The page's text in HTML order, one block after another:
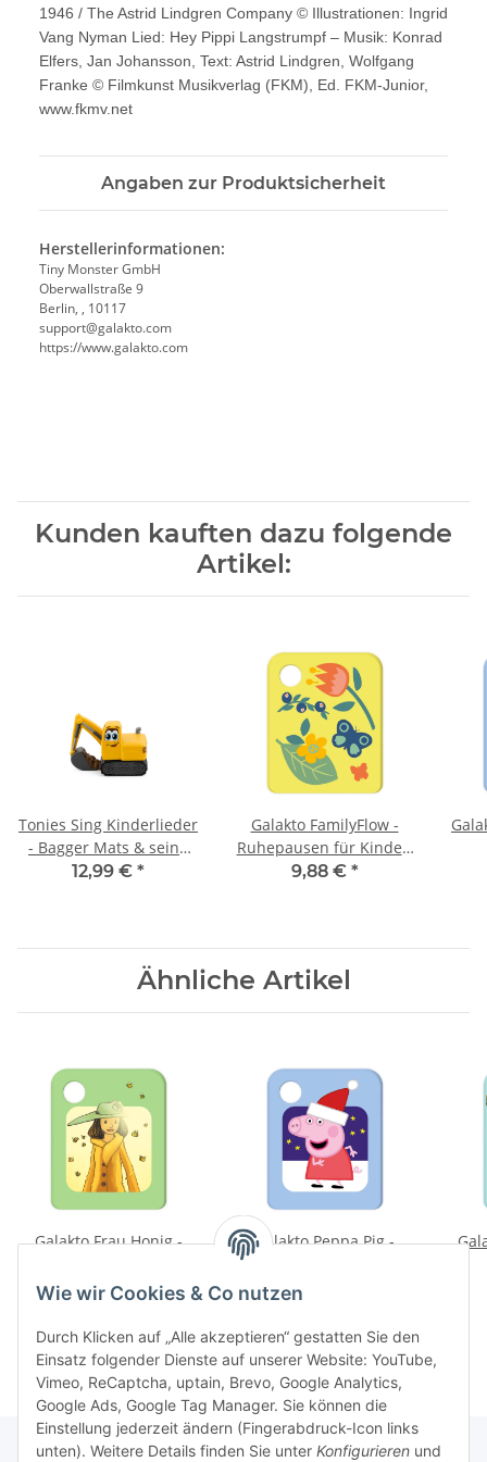
Wie wir Cookies & Co nutzen
Durch Klicken auf „Alle akzeptieren“ gestatten Sie den
Einsatz folgender Dienste auf unserer Website: YouTube,
Vimeo, ReCaptcha, uptain, Brevo, Google Analytics,
Google Ads, Google Tag Manager. Sie können die
Einstellung jederzeit ändern (Fingerabdruck-Icon links
unten). Weitere Details finden Sie unter Konfigurieren und
1946 / The Astrid Lindgren Company © Illustrationen: Ingrid
Vang Nyman Lied: Hey Pippi Langstrumpf – Musik: Konrad
Elfers, Jan Johansson, Text: Astrid Lindgren, Wolfgang
Franke © Filmkunst Musikverlag (FKM), Ed. FKM-Junior,
www.fkmv.net
Angaben zur Produktsicherheit
Herstellerinformationen:
Tiny Monster GmbH
Oberwallstraße 9
Berlin, , 10117
support@galakto.com
https://www.galakto.com
Kunden kauften dazu folgende
Artikel:
Tonies Sing Kinderlieder
- Bagger Mats & seine
Freunde: Die schönsten
12,99 € *
Galakto FamilyFlow -
Ruhepausen für Kinder.
Für innere Stille und
9,88 € *
Ähnliche Artikel
Galakto Frau Honig -
Honig da
10,99 €*
Galakto Peppa Pig -
Weihnachtsshow
9,99 €